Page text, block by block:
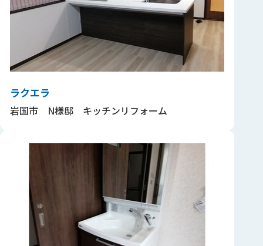
ラクエラ
岩国市 N様邸 キッチンリフォーム